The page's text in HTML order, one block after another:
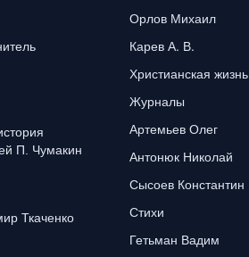
П. Чумакин
Ткаченко
Орлов Михаил
Карев А. В.
Христианская жизнь
Журналы
Артемьев Олег
Антонюк Николай
Сысоев Константин
Стихи
Гетьман Вадим